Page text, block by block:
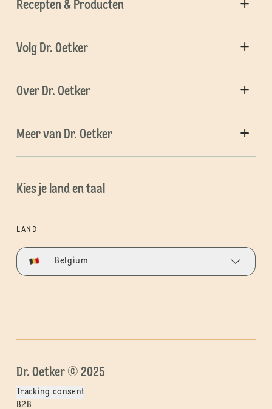
Recepten & Producten
Volg Dr. Oetker
Over Dr. Oetker
Meer van Dr. Oetker
Kies je land en taal
LAND
Belgium
Dr. Oetker © 2025
Tracking consent
B2B